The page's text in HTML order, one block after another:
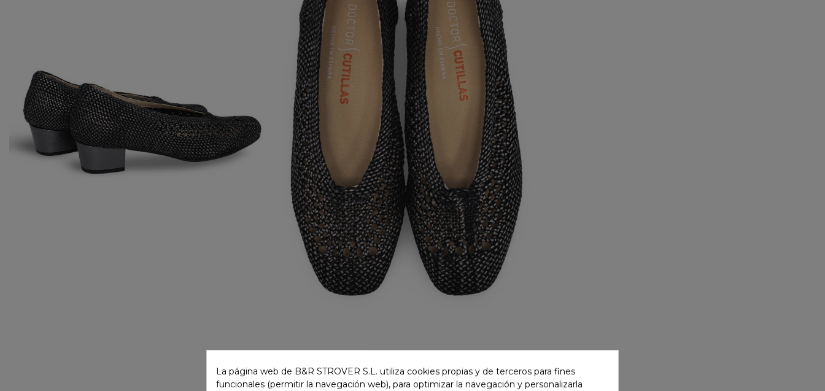
La página web de B&R STROVER S.L. utiliza cookies propias y de terceros para fines
funcionales (permitir la navegación web), para optimizar la navegación y personalizarla